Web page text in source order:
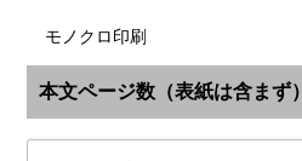
モノクロ印刷
本文ページ数（表紙は含まず）